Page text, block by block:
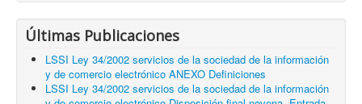
Últimas Publicaciones
LSSI Ley 34/2002 servicios de la sociedad de la información
y de comercio electrónico ANEXO Definiciones
LSSI Ley 34/2002 servicios de la sociedad de la información